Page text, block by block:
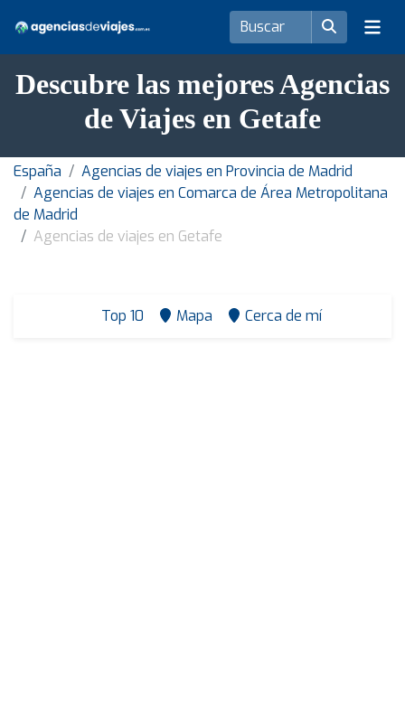
Descubre las mejores Agencias
de Viajes en Getafe
España
Agencias de viajes en Provincia de Madrid
Agencias de viajes en Comarca de Área Metropolitana
de Madrid
Agencias de viajes en Getafe
Top 10 Mapa Cerca de mí